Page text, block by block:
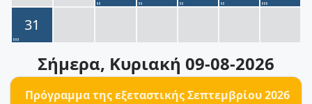
31
Σήμερα, Κυριακή 09-08-2026
Πρόγραμμα της εξεταστικής Σεπτεμβρίου 2026